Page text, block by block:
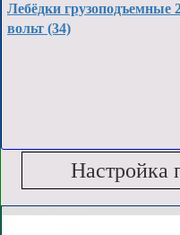
Лебёдки грузоподъемные
вольт (34)
Настройка